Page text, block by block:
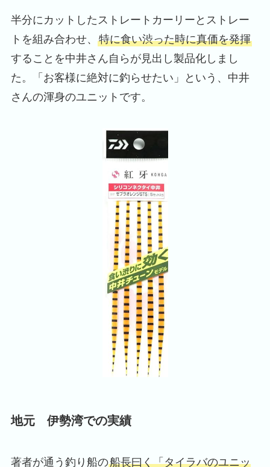
半分にカットしたストレートカーリーとストレー
トを組み合わせ、 特に食い渋った時に真価を発揮
することを中井さん自らが見出し製品化しまし
た。「お客様に絶対に釣らせたい」という、中井
さんの渾身のユニットです。
地元 伊勢湾での実績
著者が通う釣り船の船長曰く「タイラバのユニッ